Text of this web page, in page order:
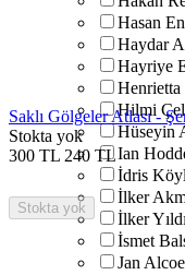
Hasan
Haydar
Hayriye
Hilmi
Hüseyin
Ian
İdris
İlker
İlker
İsmet
Jan Alcoe
Saklı Gölgeler Atlası -
Stokta yok
300 TL 240 TL
Stokta yok